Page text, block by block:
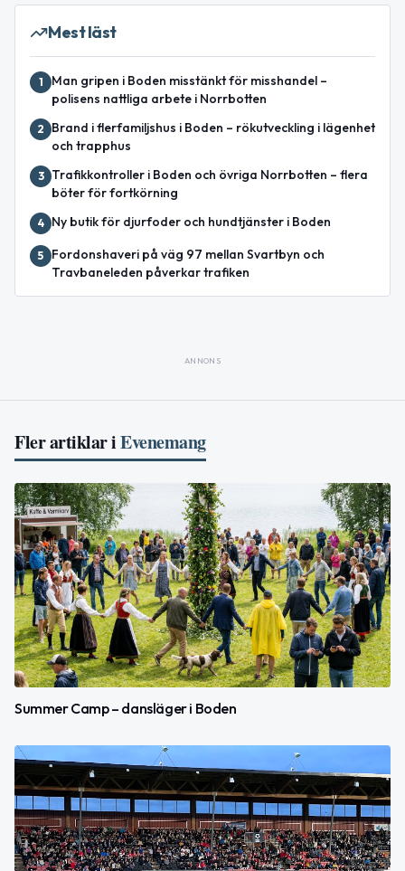
Mest läst
1
Man gripen i Boden misstänkt för misshandel –
polisens nattliga arbete i Norrbotten
2
Brand i flerfamiljshus i Boden – rökutveckling i lägenhet
och trapphus
3
Trafikkontroller i Boden och övriga Norrbotten – flera
böter för fortkörning
4 Ny butik för djurfoder och hundtjänster i Boden
5
Fordonshaveri på väg 97 mellan Svartbyn och
Travbaneleden påverkar trafiken
ANNONS
Fler artiklar iEvenemang
Summer Camp – dansläger i Boden